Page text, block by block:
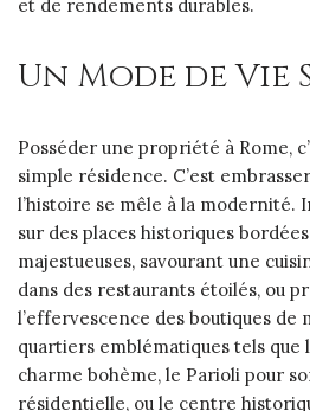
et de rendements durables.
Un Mode de Vie
Posséder une propriété à Rome,
simple résidence. C’est
l’histoire se mêle à la modernité.
sur des places historiques
majestueuses, savourant une
dans des restaurants étoilés, ou
l’effervescence des boutiques de
quartiers emblématiques tels que
charme bohème, le Parioli pour
résidentielle, ou le centre